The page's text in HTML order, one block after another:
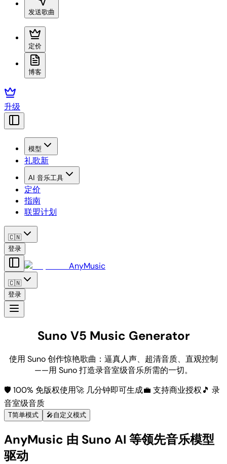
发送歌曲
定价
博客
升级
模型
礼歌新
AI 音乐工具
定价
指南
联盟计划
🇨🇳
登录
AnyMusic
🇨🇳
登录
Suno V5 Music Generator
使用 Suno 创作惊艳歌曲：逼真人声、超清音质、直观控制
——用 Suno 打造录音室级音乐所需的一切。
🛡️ 100% 免版权使用🚀 几分钟即可生成💼 支持商业授权🎵 录
音室级音质
T简单模式 🎤自定义模式
AnyMusic 由 Suno AI 等领先音乐模型
驱动